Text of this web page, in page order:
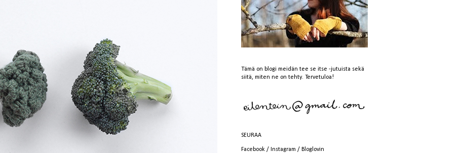
Tämä on blogi meidän tee se itse -jutuista sekä
siitä, miten ne on tehty. Tervetuloa!
SEURAA
Facebook / Instagram / Bloglovin